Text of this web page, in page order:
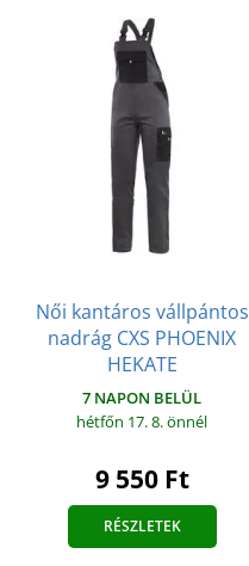
Női kantáros vállpántos
nadrág CXS PHOENIX
HEKATE
7 NAPON BELÜL
hétfőn 17. 8.önnél
9 550 Ft
RÉSZLETEK